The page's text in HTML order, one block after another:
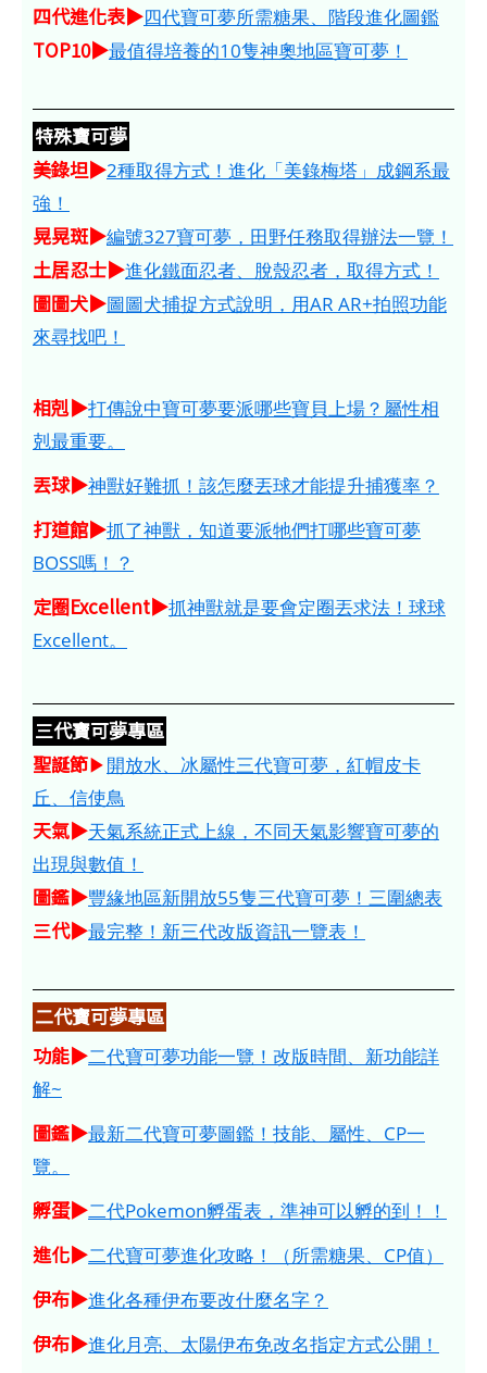
四代進化表▶四代寶可夢所需糖果、階段進化圖鑑
TOP10▶最值得培養的10隻神奧地區寶可夢！
特殊寶可夢
美錄坦▶2種取得方式！進化「美錄梅塔」成鋼系最
強！
晃晃斑▶編號327寶可夢，田野任務取得辦法一覽！
土居忍士▶進化鐵面忍者、脫殼忍者，取得方式！
圖圖犬▶圖圖犬捕捉方式說明，用AR AR+拍照功能
來尋找吧！
相剋▶打傳說中寶可夢要派哪些寶貝上場？屬性相
剋最重要。
丟球▶神獸好難抓！該怎麼丟球才能提升捕獲率？
打道館▶抓了神獸，知道要派牠們打哪些寶可夢
BOSS嗎！？
定圈Excellent▶抓神獸就是要會定圈丟求法！球球
Excellent。
三代寶可夢專區
聖誕節▶開放水、冰屬性三代寶可夢，紅帽皮卡
丘、信使鳥
天氣▶天氣系統正式上線，不同天氣影響寶可夢的
出現與數值！
圖鑑▶豐緣地區新開放55隻三代寶可夢！三圍總表
三代▶最完整！新三代改版資訊一覽表！
二代寶可夢專區
功能▶二代寶可夢功能一覽！改版時間、新功能詳
解~
圖鑑▶最新二代寶可夢圖鑑！技能、屬性、CP一
覽。
孵蛋▶二代Pokemon孵蛋表，準神可以孵的到！！
進化▶二代寶可夢進化攻略！（所需糖果、CP值）
伊布▶進化各種伊布要改什麼名字？
伊布▶進化月亮、太陽伊布免改名指定方式公開！